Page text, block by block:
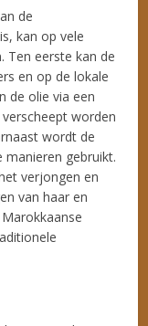
de
kan op vele
Ten eerste kan de
en op de lokale
de olie via een
worden
wordt de
gebruikt.
verjongen en
van haar en